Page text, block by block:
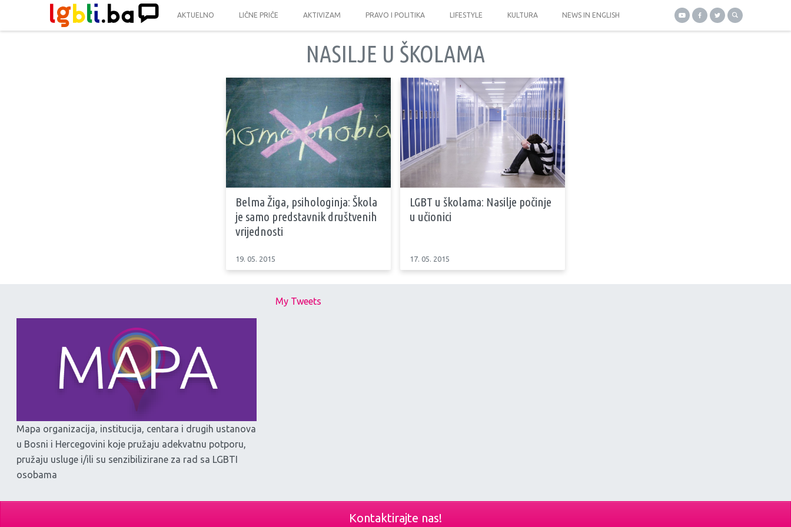
AKTUELNO LIČNE PRIČE AKTIVIZAM PRAVO I POLITIKA LIFESTYLE KULTURA NEWS IN ENGLISH
NASILJE U ŠKOLAMA
Belma Žiga, psihologinja: Škola
je samo predstavnik društvenih
vrijednosti
19. 05. 2015
LGBT u školama: Nasilje počinje
u učionici
17. 05. 2015
Mapa organizacija, institucija, centara i drugih ustanova
u Bosni i Hercegovini koje pružaju adekvatnu potporu,
pružaju usluge i/ili su senzibilizirane za rad sa LGBTI
osobama
My Tweets
Kontaktirajte nas!